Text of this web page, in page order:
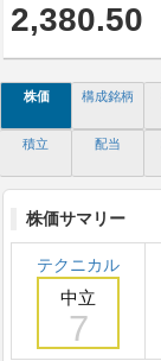
2,380.50
株価 構成銘柄
積立 配当
株価サマリー
テクニカル
中立
7